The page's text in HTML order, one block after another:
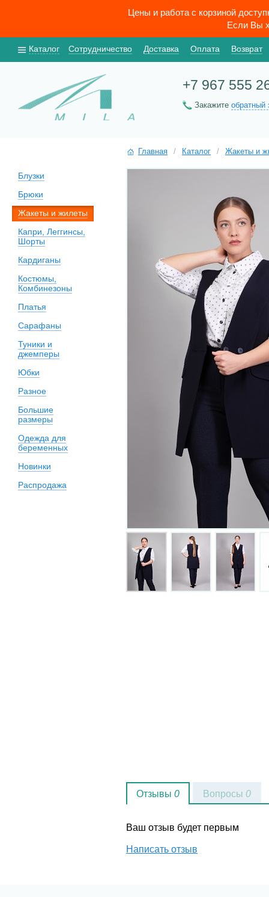
Цены и работа с корзиной
Если Вы
Каталог Сотрудничество Доставка Оплата Возврат
+7 967 555
Закажите обратный
Блузки
Брюки
Жакеты и жилеты
Капри, Леггинсы,
Шорты
Кардиганы
Костюмы,
Комбинезоны
Платья
Сарафаны
Туники и
джемперы
Юбки
Разное
Большие
размеры
Одежда для
беременных
Новинки
Распродажа
Главная / Каталог / Жакеты и
Отзывы 0
Ваш отзыв будет первым
Написать отзыв
Вопросы 0